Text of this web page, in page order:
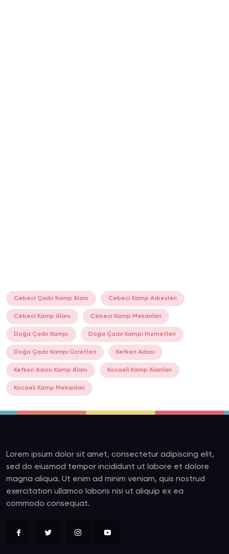
Cebeci Çadır Kamp Alanı Cebeci Kamp Adresleri
Cebeci Kamp Alanı Cebeci Kamp Mekanları
Doğa Çadır Kampı Doğa Çadır Kampı Hizmetleri
Doğa Çadır Kampı Ücretleri Kefken Adası
Kefken Adası Kamp Alanı Kocaeli Kamp Alanları
Kocaeli Kamp Mekanları
Lorem ipsum dolor sit amet, consectetur adipiscing elit,
sed do eiusmod tempor incididunt ut labore et dolore
magna aliqua. Ut enim ad minim veniam, quis nostrud
exercitation ullamco laboris nisi ut aliquip ex ea
commodo consequat.